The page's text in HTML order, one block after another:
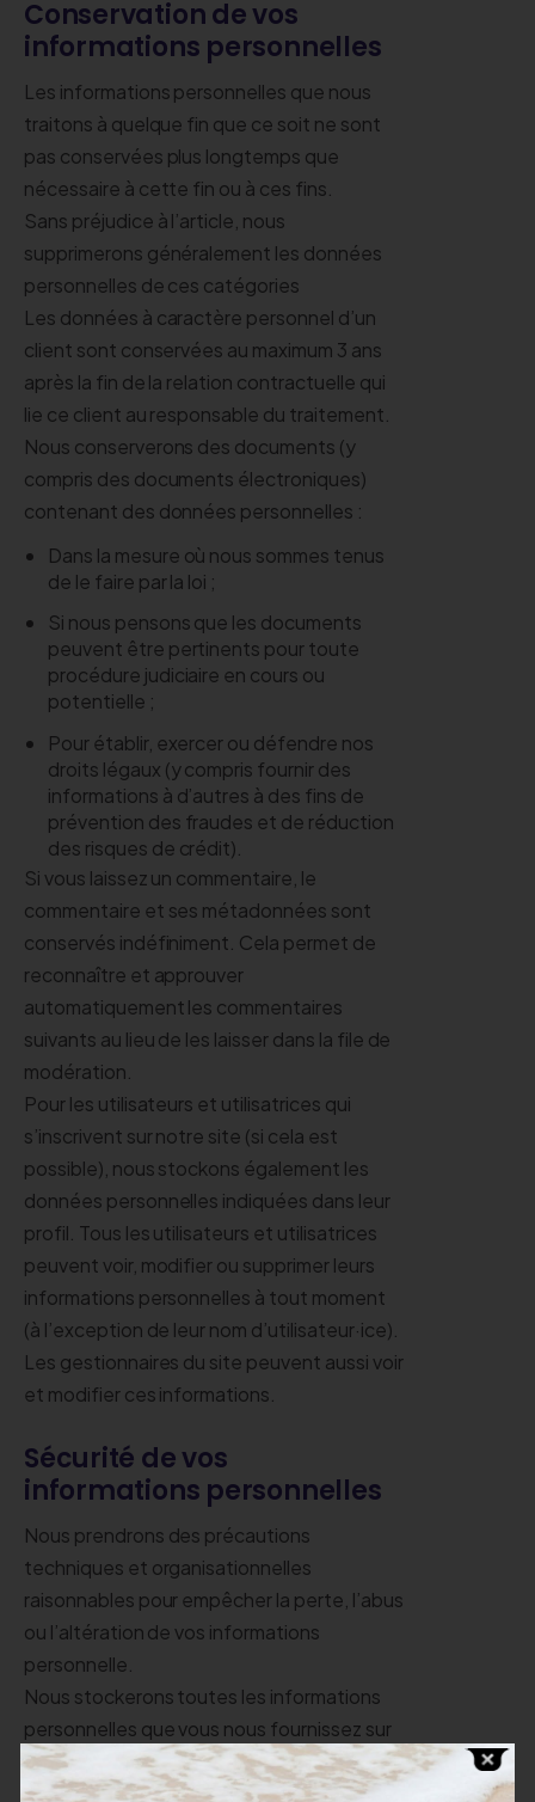
Conservation de vos
informations personnelles
Les informations personnelles que nous
traitons à quelque fin que ce soit ne sont
pas conservées plus longtemps que
nécessaire à cette fin ou à ces fins.
Sans préjudice à l’article, nous
supprimerons généralement les données
personnelles de ces catégories
Les données à caractère personnel d’un
client sont conservées au maximum 3 ans
après la fin de la relation contractuelle qui
lie ce client au responsable du traitement.
Nous conserverons des documents (y
compris des documents électroniques)
contenant des données personnelles :
Dans la mesure où nous sommes tenus
de le faire par la loi ;
Si nous pensons que les documents
peuvent être pertinents pour toute
procédure judiciaire en cours ou
potentielle ;
Pour établir, exercer ou défendre nos
droits légaux (y compris fournir des
informations à d’autres à des fins de
prévention des fraudes et de réduction
des risques de crédit).
Si vous laissez un commentaire, le
commentaire et ses métadonnées sont
conservés indéfiniment. Cela permet de
reconnaître et approuver
automatiquement les commentaires
suivants au lieu de les laisser dans la file de
modération.
Pour les utilisateurs et utilisatrices qui
s’inscrivent sur notre site (si cela est
possible), nous stockons également les
données personnelles indiquées dans leur
profil. Tous les utilisateurs et utilisatrices
peuvent voir, modifier ou supprimer leurs
informations personnelles à tout moment
(à l’exception de leur nom d’utilisateur·ice).
Les gestionnaires du site peuvent aussi voir
et modifier ces informations.
Sécurité de vos
informations personnelles
Nous prendrons des précautions
techniques et organisationnelles
raisonnables pour empêcher la perte, l’abus
ou l’altération de vos informations
personnelle.
Nous stockerons toutes les informations
personnelles que vous nous fournissez sur
des serveurs sécurisés (protégés par mot
de passe et pare-feu).